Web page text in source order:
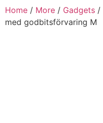
Home / More / Gadgets /
med godbitsförvaring M